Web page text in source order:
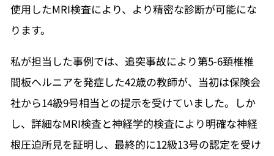
使用したMRI検査により、より精密な診断が可能にな
ります。
私が担当した事例では、追突事故により第5-6頚椎椎
間板ヘルニアを発症した42歳の教師が、当初は保険会
社から14級9号相当との提示を受けていました。しか
し、詳細なMRI検査と神経学的検査により明確な神経
根圧迫所見を証明し、最終的に12級13号の認定を受け